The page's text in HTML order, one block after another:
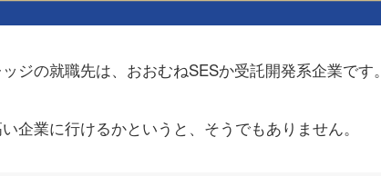
ジの就職先は、おおむねSESか受託開発系企業です。
企業に行けるかというと、そうでもありません。